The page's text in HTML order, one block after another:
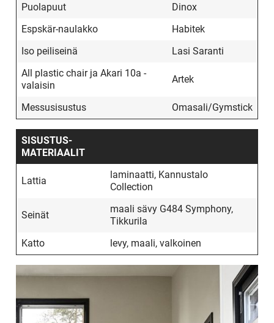
Puolapuut
Dinox
Espskär-naulakko
Habitek
Iso peiliseinä
Lasi Saranti
All plastic chair ja Akari 10a -
valaisin
Artek
Messusisustus Omasali/Gymstick
SISUSTUS­
MATERIAALIT
Lattia
laminaatti, Kannustalo
Collection
Seinät
maali sävy G484 Symphony,
Tikkurila
Katto
levy, maali, valkoinen
UUSI
UNELMISTA
KODIKSI-